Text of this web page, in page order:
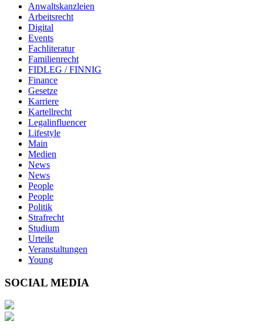
Anwaltskanzleien
Arbeitsrecht
Digital
Events
Fachliteratur
Familienrecht
FIDLEG / FINNIG
Finance
Gesetze
Karriere
Kartellrecht
Legalinfluencer
Lifestyle
Main
Medien
News
News
People
People
Politik
Strafrecht
Studium
Urteile
Veranstaltungen
Young
SOCIAL MEDIA